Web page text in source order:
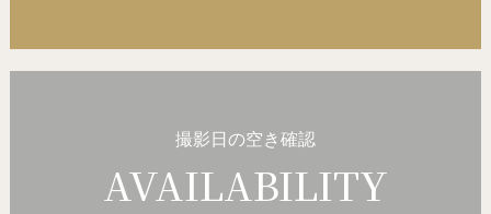
撮影日の空き確認
AVAILABILITY